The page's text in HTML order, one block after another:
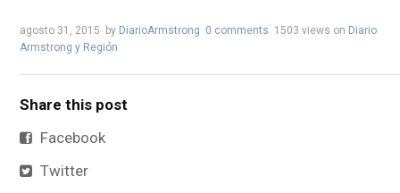
agosto 31, 2015 by DiarioArmstrong 0 comments 1503 views on Diario
Armstrong y Región
Share this post
Facebook
Twitter